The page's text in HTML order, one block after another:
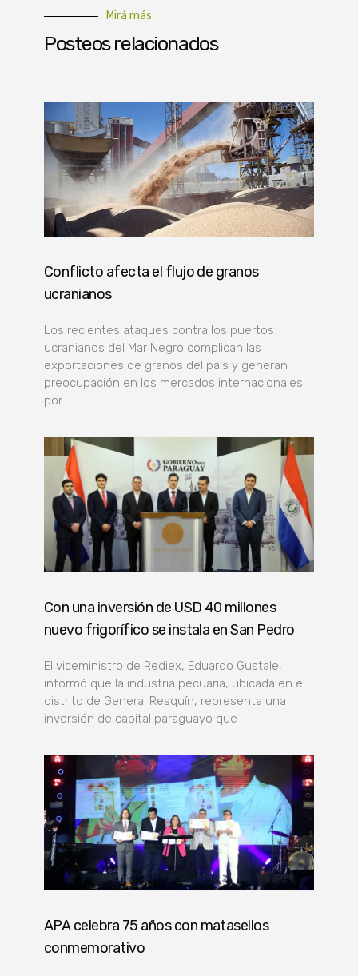
Mirá más
Posteos relacionados
Conflicto afecta el flujo de granos
ucranianos
Los recientes ataques contra los puertos
ucranianos del Mar Negro complican las
exportaciones de granos del país y generan
preocupación en los mercados internacionales
por
Con una inversión de USD 40 millones
nuevo frigorífico se instala en San Pedro
El viceministro de Rediex, Eduardo Gustale,
informó que la industria pecuaria, ubicada en el
distrito de General Resquín, representa una
inversión de capital paraguayo que
APA celebra 75 años con matasellos
conmemorativo